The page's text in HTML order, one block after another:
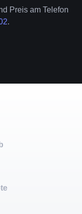
Preis am Telefon
.